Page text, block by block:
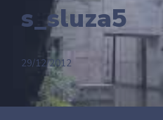
s_sluza5
29/12/2012